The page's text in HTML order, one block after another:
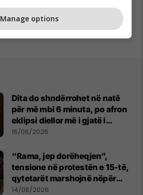
Dita do shndërrohet në natë
për më mbi 6 minuta, po afron
eklipsi diellor më i gjatë i
shekullit të 21-të
16/06/2026
“Rama, jep dorëheqjen”,
tensione në protestën e 15-të,
qytetarët marshojnë nëpër
kryeqytet
14/06/2026
Manage options